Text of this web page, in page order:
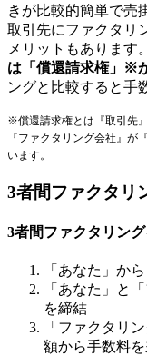
きが比較的簡単で売
取引先にファクタリ
メリットもあります
は「償還請求権」※
ングと比較すると手
※償還請求権とは『取引先
『ファクタリング会社』
います。
3者間ファクタリ
3者間ファクタリン
「あなた」か
「あなた」と
を締結
「ファクタリ
額から手数料